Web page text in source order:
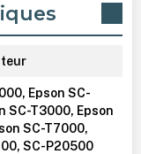
Epson SC-
SC-T3000, Epson
SC-T7000,
SC-P20500